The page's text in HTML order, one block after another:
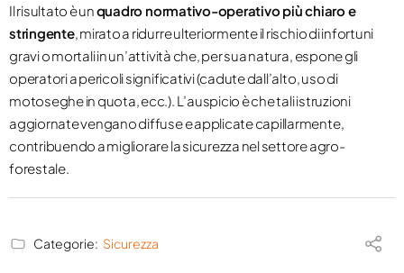
Il risultato è unquadro normativo-operativo più chiaro e
stringente, mirato a ridurre ulteriormente il rischio di infortuni
gravi o mortali in un’attività che, per sua natura, espone gli
operatori a pericoli significativi (cadute dall’alto, uso di
motoseghe in quota, ecc.). L’auspicio è che tali istruzioni
aggiornate vengano diffuse e applicate capillarmente,
contribuendo a migliorare la sicurezza nel settore agro-
forestale.
Categorie: Sicurezza